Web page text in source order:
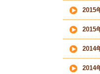
2015
2015
2014
2014